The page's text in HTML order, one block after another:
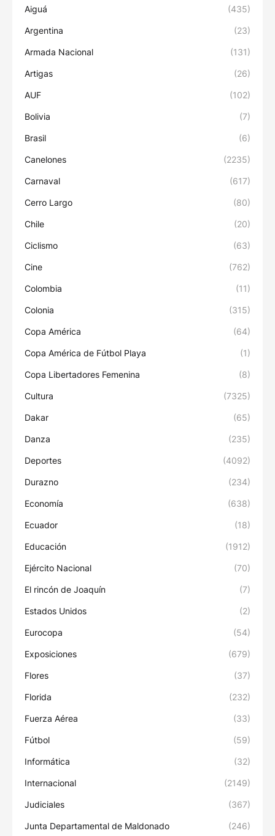
Aiguá (435)
Argentina (23)
Armada Nacional (131)
Artigas (26)
AUF (102)
Bolivia (7)
Brasil (6)
Canelones (2235)
Carnaval (617)
Cerro Largo (80)
Chile (20)
Ciclismo (63)
Cine (762)
Colombia (11)
Colonia (315)
Copa América (64)
Copa América de Fútbol Playa (1)
Copa Libertadores Femenina (8)
Cultura (7325)
Dakar (65)
Danza (235)
Deportes (4092)
Durazno (234)
Economía (638)
Ecuador (18)
Educación (1912)
Ejército Nacional (70)
El rincón de Joaquín (7)
Estados Unidos (2)
Eurocopa (54)
Exposiciones (679)
Flores (37)
Florida (232)
Fuerza Aérea (33)
Fútbol (59)
Informática (32)
Internacional (2149)
Judiciales (367)
Junta Departamental de Maldonado (246)